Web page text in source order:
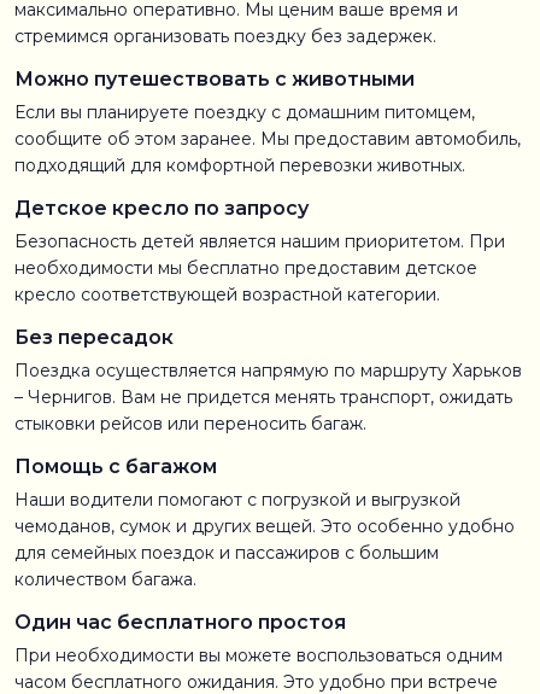
максимально оперативно. Мы ценим ваше время и
стремимся организовать поездку без задержек.
Можно путешествовать с животными
Если вы планируете поездку с домашним питомцем,
сообщите об этом заранее. Мы предоставим автомобиль,
подходящий для комфортной перевозки животных.
Детское кресло по запросу
Безопасность детей является нашим приоритетом. При
необходимости мы бесплатно предоставим детское
кресло соответствующей возрастной категории.
Без пересадок
Поездка осуществляется напрямую по маршруту Харьков
– Чернигов. Вам не придется менять транспорт, ожидать
стыковки рейсов или переносить багаж.
Помощь с багажом
Наши водители помогают с погрузкой и выгрузкой
чемоданов, сумок и других вещей. Это особенно удобно
для семейных поездок и пассажиров с большим
количеством багажа.
Один час бесплатного простоя
При необходимости вы можете воспользоваться одним
часом бесплатного ожидания. Это удобно при встрече